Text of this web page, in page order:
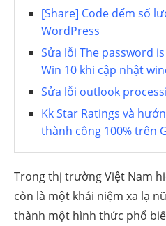
[Share] Code đếm số
WordPress
Sửa lỗi The password
Win 10 khi cập nhật
Sửa lỗi outlook
Kk Star Ratings và
thành công 100% trên
Trong thị trường Việt Nam
còn là một khái niệm xa lạ
thành một hình thức phổ